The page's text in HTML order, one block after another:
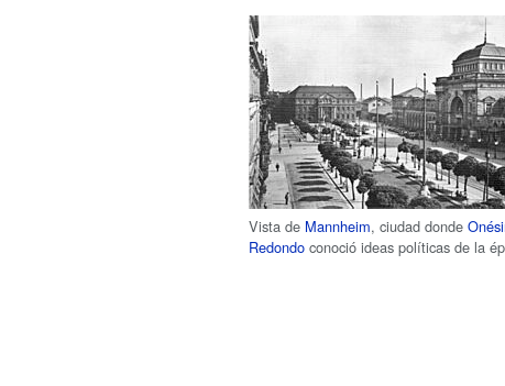
Vista de Mannheim, ciudad donde
Redondoconoció ideas políticas de la